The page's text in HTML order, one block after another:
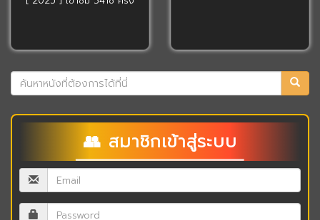
👥 สมาชิกเข้าสู่ระบบ